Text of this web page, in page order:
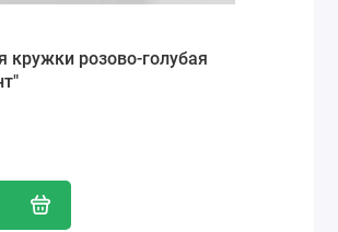
кружки розово-голубая